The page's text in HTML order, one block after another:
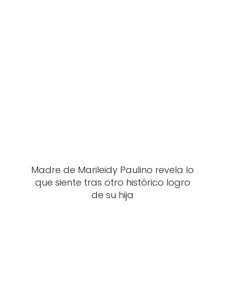
Madre de Marileidy Paulino revela lo
que siente tras otro histórico logro
de su hija